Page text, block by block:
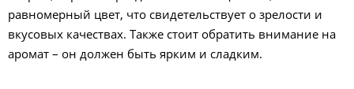
равномерный цвет, что свидетельствует о зрелости и
вкусовых качествах. Также стоит обратить внимание на
аромат – он должен быть ярким и сладким.